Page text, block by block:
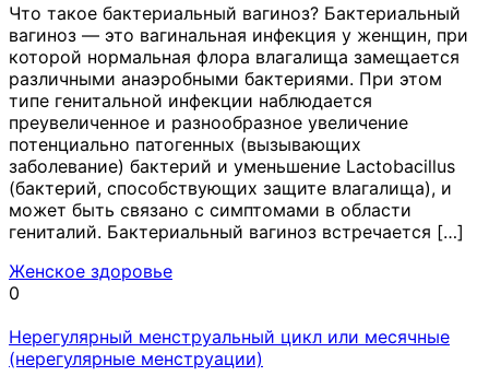
Что такое бактериальный вагиноз? Бактериальный
вагиноз — это вагинальная инфекция у женщин, при
которой нормальная флора влагалища замещается
различными анаэробными бактериями. При этом
типе генитальной инфекции наблюдается
преувеличенное и разнообразное увеличение
потенциально патогенных (вызывающих
заболевание) бактерий и уменьшение Lactobacillus
(бактерий, способствующих защите влагалища), и
может быть связано с симптомами в области
гениталий. Бактериальный вагиноз встречается […]
Женское здоровье
0
Нерегулярный менструальный цикл или месячные
(нерегулярные менструации)